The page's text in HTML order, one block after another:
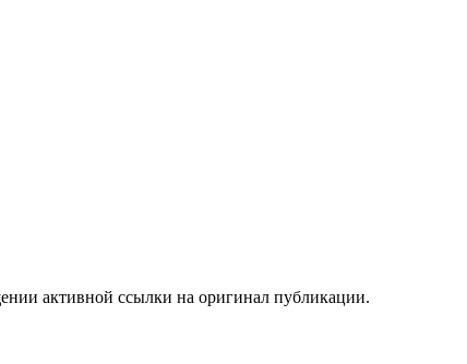
активной ссылки на оригинал публикации.